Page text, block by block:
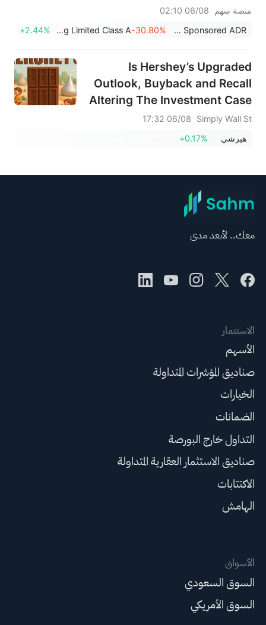
لقواعد ناسداك، والقضاء على خطر
الشطب من البورصة
منصة سهم
06/08 02:10
YXT.COM Group Holding Limited Sponsored ADR
-30.80%
Julong Holding Limited Class A
+2.44%
Is Hershey’s Upgraded
Outlook, Buyback and Recall
Altering The Investment Case
For HSY?
Simply Wall St
06/08 17:32
هيرشي
+0.17%
معك.. لأبعد مدى
الاستثمار
الأسهم
صناديق المؤشرات المتداولة
الخيارات
الضمانات
التداول خارج البورصة
صناديق الاستثمار العقارية المتداولة
الاكتتابات
الهامش
الأسواق
السوق السعودي
السوق الأمريكي